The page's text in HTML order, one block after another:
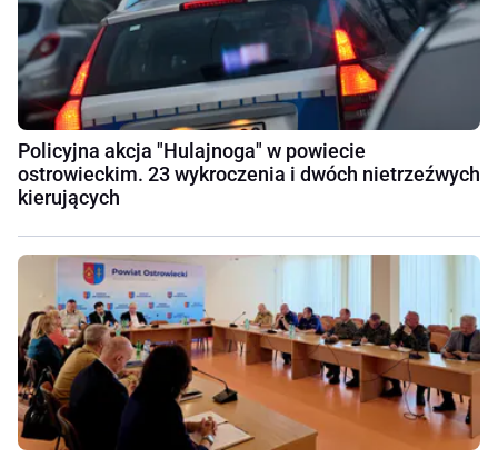
Policyjna akcja "Hulajnoga" w powiecie
ostrowieckim. 23 wykroczenia i dwóch nietrzeźwych
kierujących